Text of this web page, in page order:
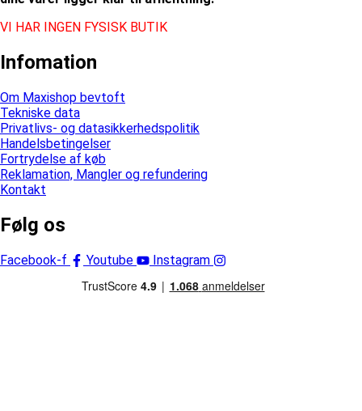
VI HAR INGEN FYSISK BUTIK
Infomation
Om Maxishop bevtoft
Tekniske data
Privatlivs- og datasikkerhedspolitik
Handelsbetingelser
Fortrydelse af køb
Reklamation, Mangler og refundering
Kontakt
Følg os
Facebook-f Youtube Instagram